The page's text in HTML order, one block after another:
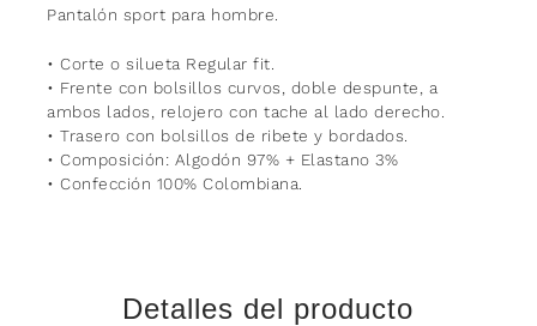
Pantalón sport para hombre.
• Corte o silueta Regular fit.
• Frente con bolsillos curvos, doble despunte, a
ambos lados, relojero con tache al lado derecho.
• Trasero con bolsillos de ribete y bordados.
• Composición: Algodón 97% + Elastano 3%
• Confección 100% Colombiana.
Detalles del producto